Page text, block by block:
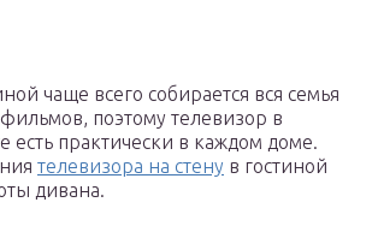
чаще всего собирается вся семья
поэтому телевизор в
есть практически в каждом доме.
телевизора на стену в гостиной
дивана.